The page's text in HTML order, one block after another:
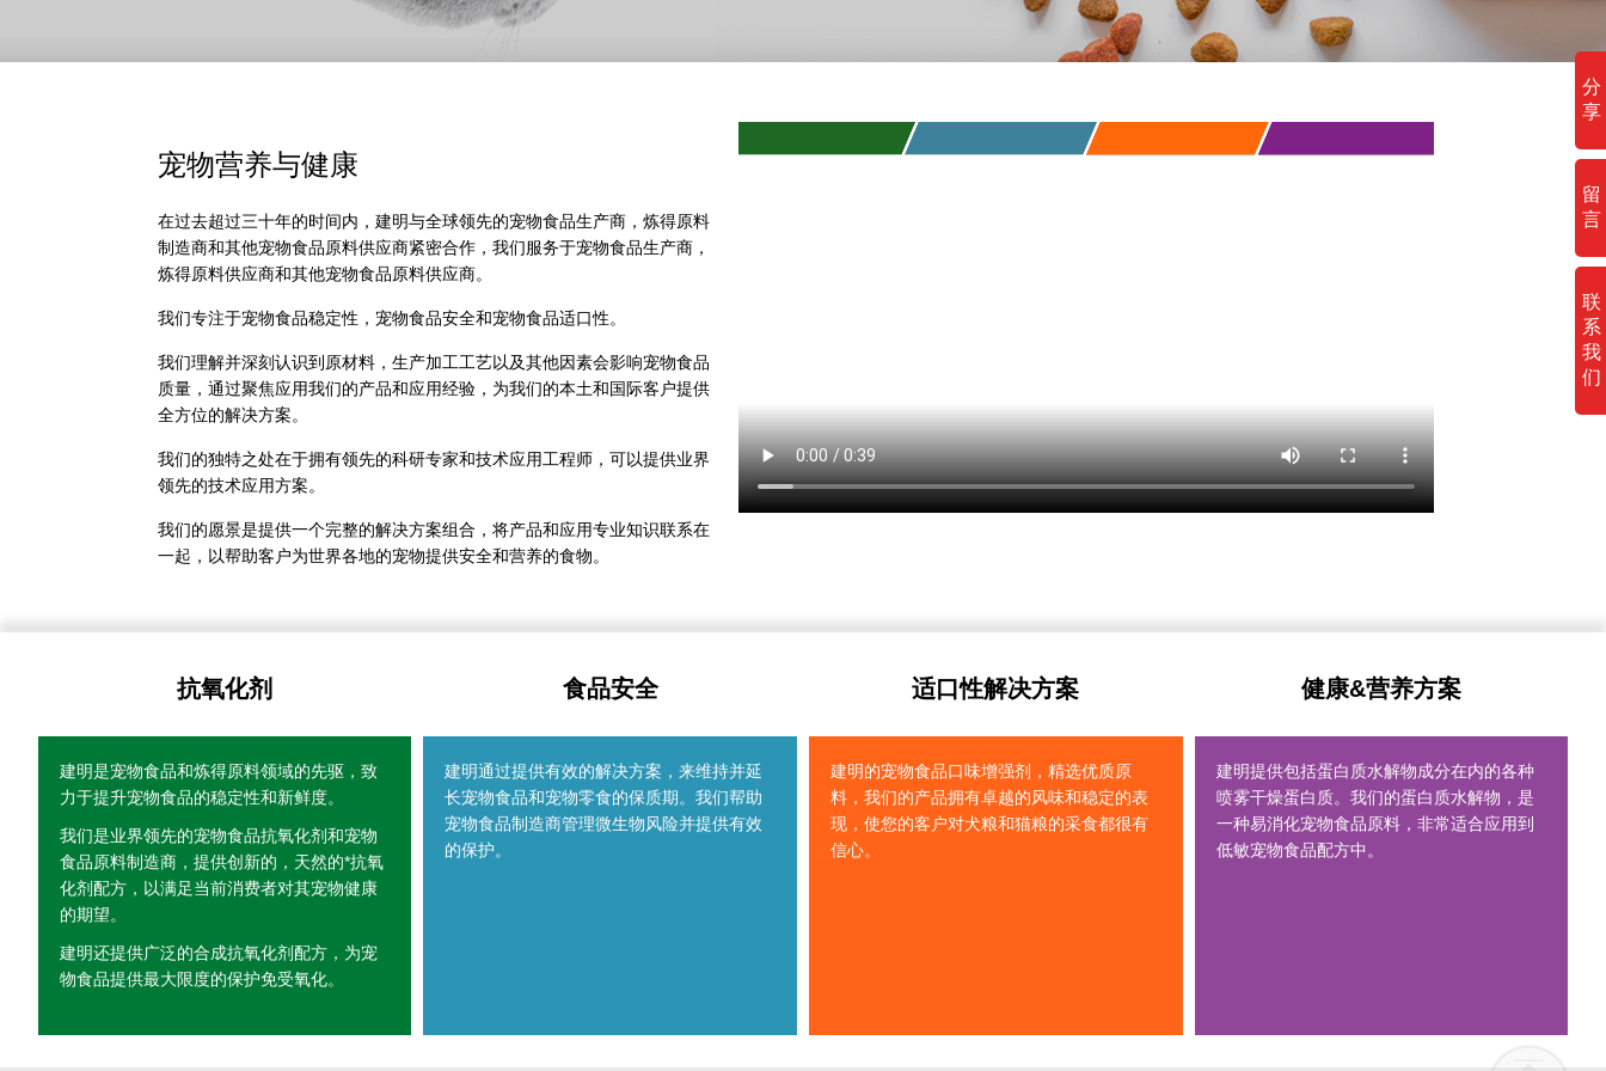
分
享
留
言
联
系
我
们
宠物营养与健康
在过去超过三十年的时间内，建明与全球领先的宠物食品生产商，炼得原料
制造商和其他宠物食品原料供应商紧密合作，我们服务于宠物食品生产商，
炼得原料供应商和其他宠物食品原料供应商。
我们专注于宠物食品稳定性，宠物食品安全和宠物食品适口性。
我们理解并深刻认识到原材料，生产加工工艺以及其他因素会影响宠物食品
质量，通过聚焦应用我们的产品和应用经验，为我们的本土和国际客户提供
全方位的解决方案。
我们的独特之处在于拥有领先的科研专家和技术应用工程师，可以提供业界
领先的技术应用方案。
我们的愿景是提供一个完整的解决方案组合，将产品和应用专业知识联系在
一起，以帮助客户为世界各地的宠物提供安全和营养的食物。
抗氧化剂
建明是宠物食品和炼得原料领域的先驱，致
力于提升宠物食品的稳定性和新鲜度。
我们是业界领先的宠物食品抗氧化剂和宠物
食品原料制造商，提供创新的，天然的*抗氧
化剂配方，以满足当前消费者对其宠物健康
的期望。
建明还提供广泛的合成抗氧化剂配方，为宠
物食品提供最大限度的保护免受氧化。
食品安全
建明通过提供有效的解决方案，来维持并延
长宠物食品和宠物零食的保质期。我们帮助
宠物食品制造商管理微生物风险并提供有效
的保护。
适口性解决方案
建明的宠物食品口味增强剂，精选优质原
料，我们的产品拥有卓越的风味和稳定的表
现，使您的客户对犬粮和猫粮的采食都很有
信心。
健康&营养方案
建明提供包括蛋白质水解物成分在内的各种
喷雾干燥蛋白质。我们的蛋白质水解物，是
一种易消化宠物食品原料，非常适合应用到
低敏宠物食品配方中。